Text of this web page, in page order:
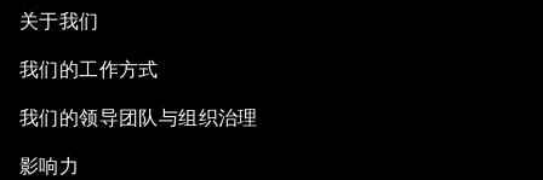
关于我们
我们的工作方式
我们的领导团队与组织治理
影响力